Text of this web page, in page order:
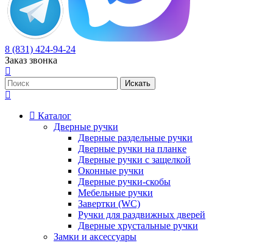
8 (831) 424-94-24
Заказ звонка
Каталог
Дверные ручки
Дверные раздельные ручки
Дверные ручки на планке
Дверные ручки с защелкой
Оконные ручки
Дверные ручки-скобы
Мебельные ручки
Завертки (WC)
Ручки для раздвижных дверей
Дверные хрустальные ручки
Замки и аксессуары